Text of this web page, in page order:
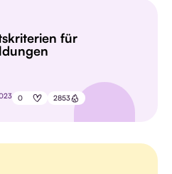
für
0 2853